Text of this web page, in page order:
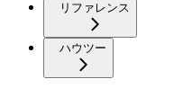
リファレンス
ハウツー